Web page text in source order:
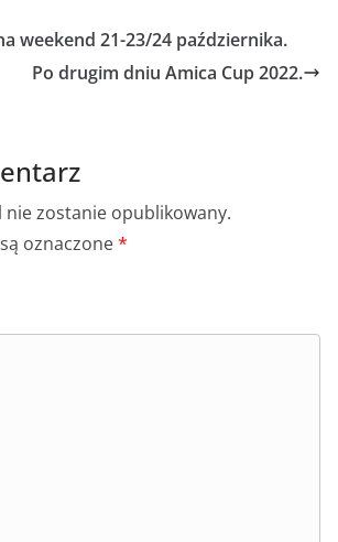
weekend 21-23/24 października.
Po drugim dniu Amica Cup 2022.
nie zostanie opublikowany.
oznaczone*